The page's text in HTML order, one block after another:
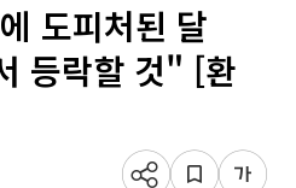
도피처된 달
등락할 것" [환